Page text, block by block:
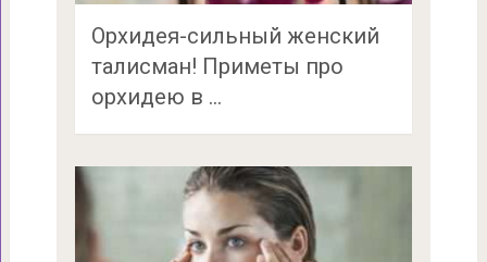
Орхидея-сильный женский
талисман! Приметы про
орхидею в …